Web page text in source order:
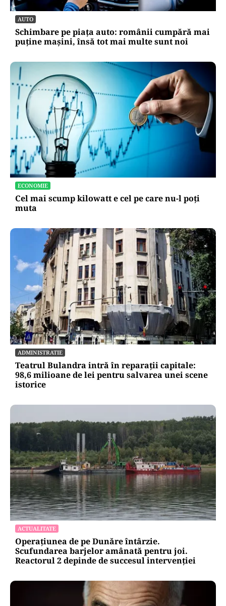
AUTO
Schimbare pe piața auto: românii cumpără mai
puține mașini, însă tot mai multe sunt noi
ECONOMIE
Cel mai scump kilowatt e cel pe care nu-l poți
muta
ADMINISTRATIE
Teatrul Bulandra intră în reparații capitale:
98,6 milioane de lei pentru salvarea unei scene
istorice
ACTUALITATE
Operațiunea de pe Dunăre întârzie.
Scufundarea barjelor amânată pentru joi.
Reactorul 2 depinde de succesul intervenției